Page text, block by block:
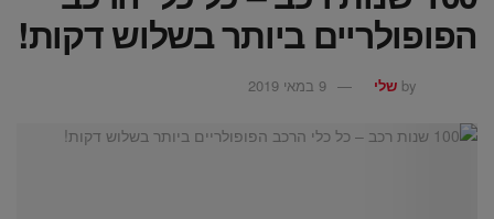
הפופולריים ביותר בשלוש דקות!
by שלי 9 במאי 2019